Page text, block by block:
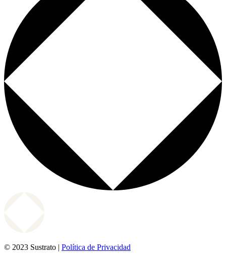
© 2023 Sustrato | Política de Privacidad